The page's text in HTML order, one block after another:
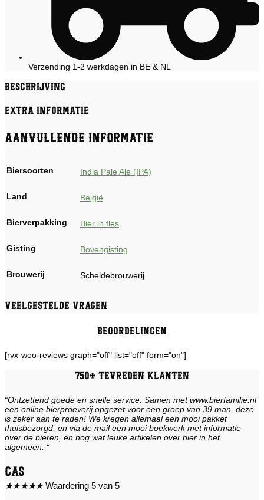
Verzending 1-2 werkdagen in BE & NL
Beschrijving
Extra informatie
Aanvullende informatie
Biersoorten India Pale Ale (IPA)
Land België
Bierverpakking Bier in fles
Gisting Bovengisting
Brouwerij Scheldebrouwerij
Veelgestelde vragen
Beoordelingen
[rvx-woo-reviews graph="off" list="off" form="on"]
750+ tevreden klanten
“Ontzettend goede en snelle service. Samen met www.bierfamilie.nl
een online bierproeverij opgezet voor een groep van 39 man, deze
is zeker aan te raden! We kregen allemaal een mooi pakket
thuisbezorgd, en via de mail een mooi boekwerk met informatie
over de bieren, en nog wat leuke artikelen over bier in het
algemeen. “
Cas
★★★★★ Waardering 5 van 5